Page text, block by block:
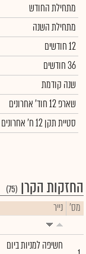
מתחילת החודש
מתחילת השנה
12 חודשים
36 חודשים
שנה קודמת
שארפ 12 חוד' אחרונים
סטיית תקן 12 ח' אחרונים
החזקות הקרן (75)
מס' נייר
חשיפה למניות ביום